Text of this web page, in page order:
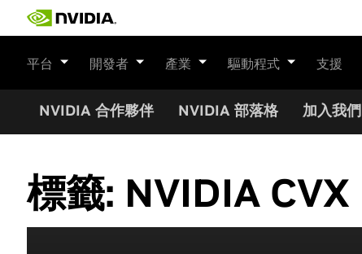
平台 開發者 產業 驅動程式 支援
NVIDIA 合作夥伴 NVIDIA 部落格 加入我們
標籤: NVIDIA CVX